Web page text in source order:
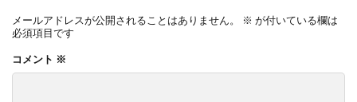
メールアドレスが公開されることはありません。 ※ が付いている欄は
必須項目です
コメント ※